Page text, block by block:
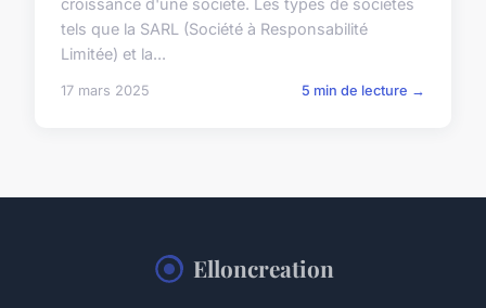
croissance d'une société. Les types de sociétés
tels que la SARL (Société à Responsabilité
Limitée) et la...
17 mars 2025 5 min de lecture →
Elloncreation